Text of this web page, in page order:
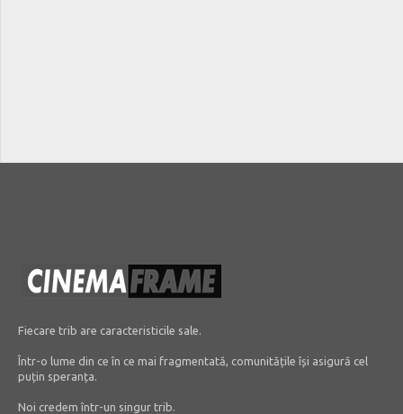
Fiecare trib are caracteristicile sale.
Într-o lume din ce în ce mai fragmentată, comunitățile își asigură cel
puțin speranța.
Noi credem într-un singur trib.